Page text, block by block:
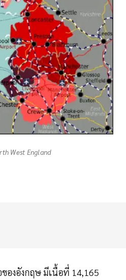
West England
องอังกฤษ มีเนื้อที่ 14,165